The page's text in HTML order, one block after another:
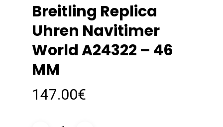
Breitling Replica
Uhren Navitimer
World A24322 – 46
MM
147.00€